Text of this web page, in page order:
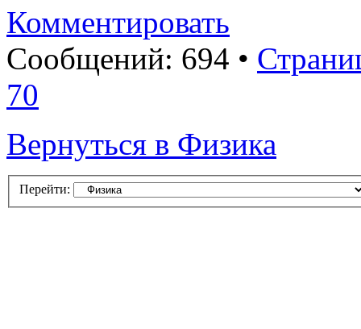
Комментировать
Сообщений: 694 •
70
Вернуться в Физика
Перейти: